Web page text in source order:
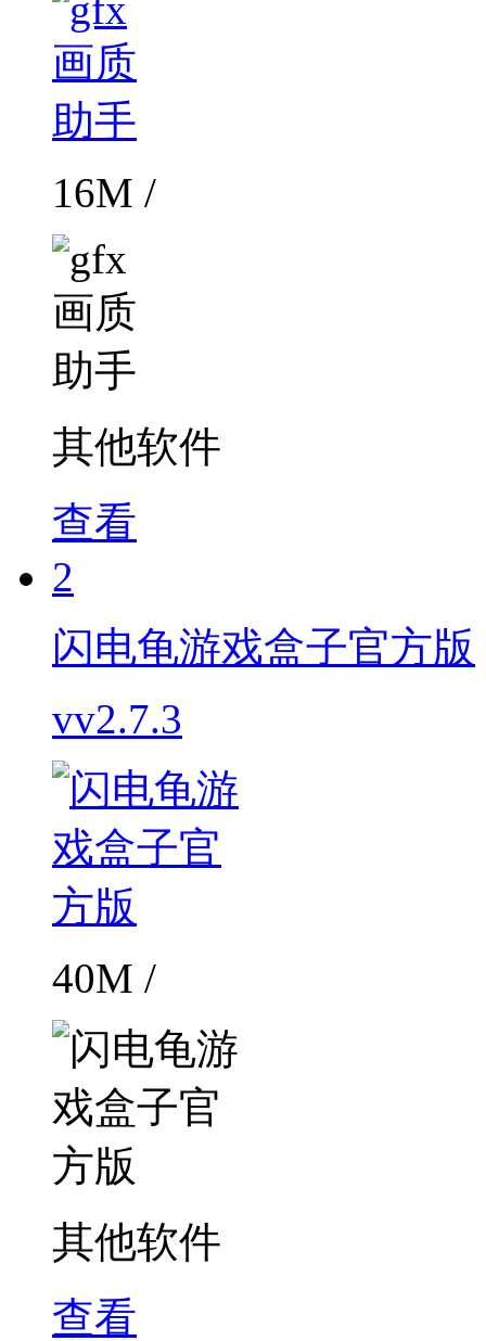
16M /
其他软件
查看
2
闪电龟游戏盒子官方版
vv2.7.3
40M /
其他软件
查看